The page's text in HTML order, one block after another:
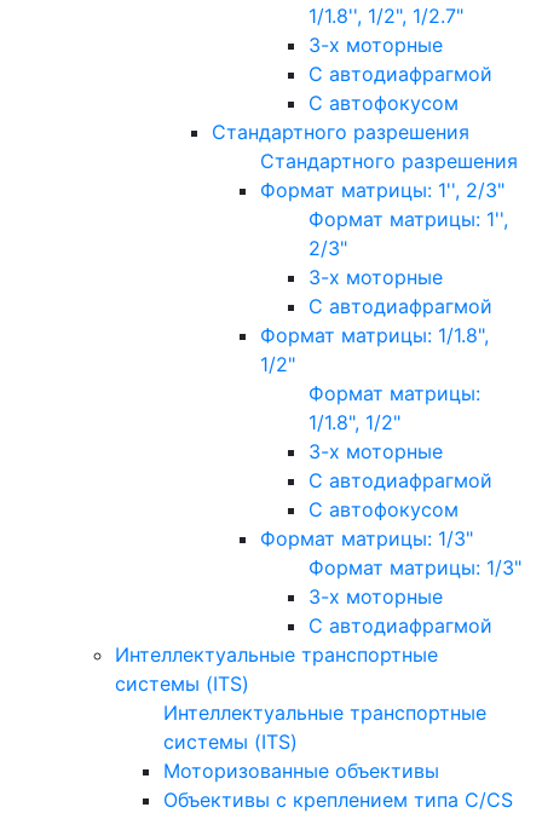
1/1.8'', 1/2", 1/2.7"
3-х моторные
С автодиафрагмой
С автофокусом
Стандартного разрешения
Стандартного разрешения
Формат матрицы: 1'', 2/3"
Формат матрицы: 1'',
2/3"
3-х моторные
С автодиафрагмой
Формат матрицы: 1/1.8",
1/2"
Формат матрицы:
1/1.8", 1/2"
3-х моторные
С автодиафрагмой
С автофокусом
Формат матрицы: 1/3"
Формат матрицы: 1/3"
3-х моторные
С автодиафрагмой
Интеллектуальные транспортные
системы (ITS)
Интеллектуальные транспортные
системы (ITS)
Моторизованные объективы
Объективы с креплением типа C/CS